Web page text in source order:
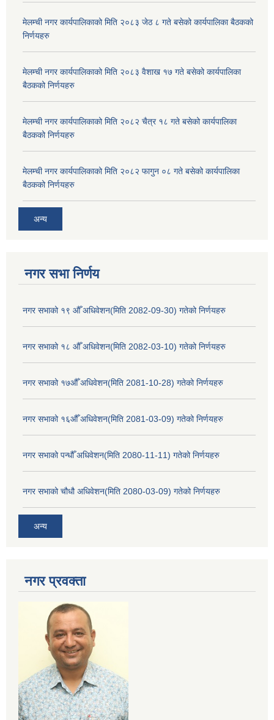
मेलम्ची नगर कार्यपालिकाको मिति २०८३ जेठ ८ गते बसेको कार्यपालिका बैठकको
निर्णयहरु
मेलम्ची नगर कार्यपालिकाको मिति २०८३ वैशाख १७ गते बसेको कार्यपालिका
बैठकको निर्णयहरु
मेलम्ची नगर कार्यपालिकाको मिति २०८२ चैत्र १८ गते बसेको कार्यपालिका
बैठकको निर्णयहरु
मेलम्ची नगर कार्यपालिकाको मिति २०८२ फागुन ०८ गते बसेको कार्यपालिका
बैठकको निर्णयहरु
अन्य
नगर सभा निर्णय
नगर सभाको १९ औँ अधिवेशन(मिति 2082-09-30) गतेको निर्णयहरु
नगर सभाको १८ औँ अधिवेशन(मिति 2082-03-10) गतेको निर्णयहरु
नगर सभाको १७औँ अधिवेशन(मिति 2081-10-28) गतेको निर्णयहरु
नगर सभाको १६औँ अधिवेशन(मिति 2081-03-09) गतेको निर्णयहरु
नगर सभाको पन्धौँ अधिवेशन(मिति 2080-11-11) गतेको निर्णयहरु
नगर सभाको चौधौ अधिवेशन(मिति 2080-03-09) गतेको निर्णयहरु
अन्य
नगर प्रव‌क्ता